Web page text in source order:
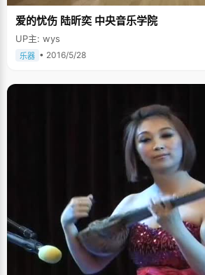
爱的忧伤 陆昕奕 中央音乐学院
UP主: wys
乐器 • 2016/5/28